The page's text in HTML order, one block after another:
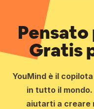
Gratis
YouMind è il
in tutto il
aiutarti a creare